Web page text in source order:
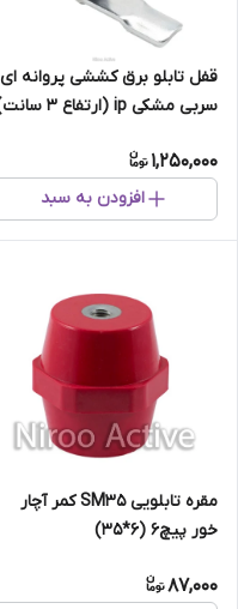
قفل تابلو برق کششی پروانه ای
سربی مشکی ip (ارتفاع ۳ سانت)
1,250,000
افزودن به سبد
مقره تابلویی SM35 کمر آچار
خور پیچ6 (6*35)
87,000